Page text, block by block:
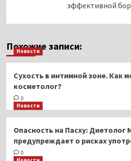
эффективной
Похожие записи:
Новости
Сухость в интимной зоне. Как
косметолог?
0
Новости
Опасность на Пасху: Диетолог
предупреждает о рисках
0